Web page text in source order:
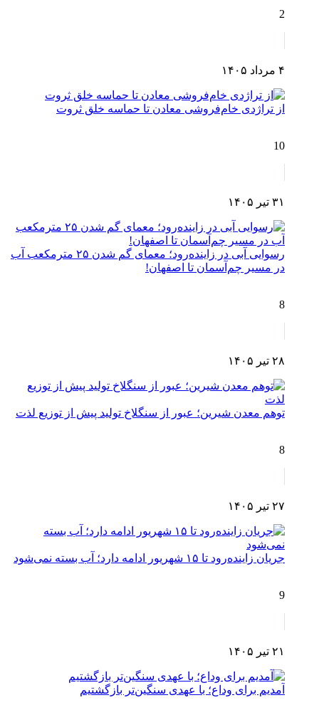
2
۴ مرداد ۱۴۰۵
از تراژدی خام‌فروشی معادن تا حماسه خلق ثروت
10
۳۱ تیر ۱۴۰۵
رسوایی آبی در زاینده‌رود؛ معمای گم شدن ۲۵ مترمکعب آب
در مسیر چم‌آسمان تا اصفهان!
8
۲۸ تیر ۱۴۰۵
توهم معدن شیرین؛ عبور از سنگلاخ تولید پیش از توزیع لذت
8
۲۷ تیر ۱۴۰۵
جریان زاینده‌رود تا ۱۵ شهریور ادامه دارد؛ آب بسته نمی‌شود
9
۲۱ تیر ۱۴۰۵
آمدیم برای وداع؛ با عهدی سنگین‌تر بازگشتیم